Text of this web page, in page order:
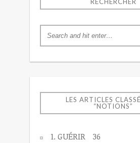
LES ARTICLES
“NOTIONS”
1. GUÉRIR
36